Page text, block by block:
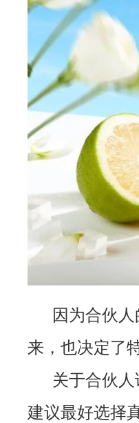
因为合伙
来，也决定了
关于合伙
建议最好选择